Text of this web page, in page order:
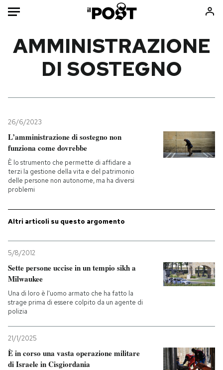
Mondo
Tecnologia
Internet
Cultura
Economia
Libri
Ok Boomer!
Europa
Altrecose
PODCAST
NEWSLETTER
I MIEI PREFERITI
SHOP
AMMINISTRAZIONE
DI SOSTEGNO
26/6/2023
L’amministrazione di sostegno non
funziona come dovrebbe
È lo strumento che permette di affidare a
terzi la gestione della vita e del patrimonio
delle persone non autonome, ma ha diversi
problemi
Altri articoli su questo argomento
5/8/2012
Sette persone uccise in un tempio sikh a
Milwaukee
Una di loro è l'uomo armato che ha fatto la
strage prima di essere colpito da un agente di
polizia
21/1/2025
È in corso una vasta operazione militare
di Israele in Cisgiordania